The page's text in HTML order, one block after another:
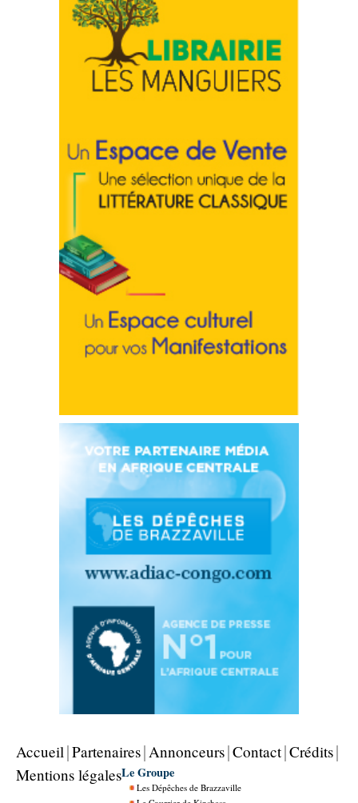
Accueil Partenaires Annonceurs Contact Crédits
Mentions légalesLe Groupe
Les Dépêches de Brazzaville